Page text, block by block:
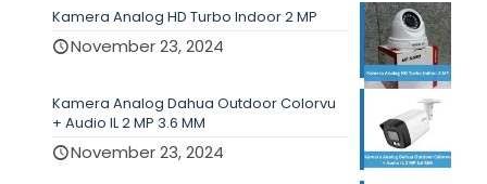
Kamera Analog HD Turbo Indoor 2 MP
November 23, 2024
Kamera Analog Dahua Outdoor Colorvu
+ Audio IL 2 MP 3.6 MM
November 23, 2024